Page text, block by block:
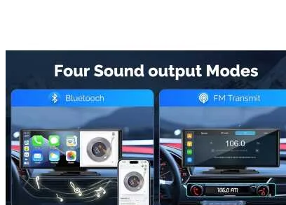
Accesorii Duster 2
Accesorii Dacia Jogger
Parfum masina
Copertine auto
Incalzitor diesel
Antifurt masina
Blog
Despre Noi